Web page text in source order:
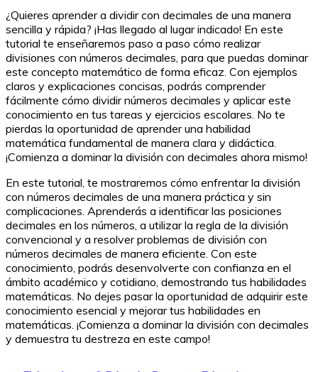
¿Quieres aprender a dividir con decimales de una manera
sencilla y rápida? ¡Has llegado al lugar indicado! En este
tutorial te enseñaremos paso a paso cómo realizar
divisiones con números decimales, para que puedas dominar
este concepto matemático de forma eficaz. Con ejemplos
claros y explicaciones concisas, podrás comprender
fácilmente cómo dividir números decimales y aplicar este
conocimiento en tus tareas y ejercicios escolares. No te
pierdas la oportunidad de aprender una habilidad
matemática fundamental de manera clara y didáctica.
¡Comienza a dominar la división con decimales ahora mismo!
En este tutorial, te mostraremos cómo enfrentar la división
con números decimales de una manera práctica y sin
complicaciones. Aprenderás a identificar las posiciones
decimales en los números, a utilizar la regla de la división
convencional y a resolver problemas de división con
números decimales de manera eficiente. Con este
conocimiento, podrás desenvolverte con confianza en el
ámbito académico y cotidiano, demostrando tus habilidades
matemáticas. No dejes pasar la oportunidad de adquirir este
conocimiento esencial y mejorar tus habilidades en
matemáticas. ¡Comienza a dominar la división con decimales
y demuestra tu destreza en este campo!